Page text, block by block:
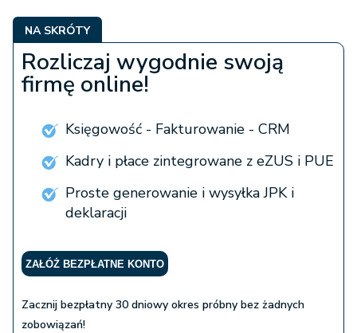
NA SKRÓTY
Rozliczaj wygodnie swoją
firmę online!
Księgowość - Fakturowanie - CRM
Kadry i płace zintegrowane z eZUS i PUE
Proste generowanie i wysyłka JPK i
deklaracji
ZAŁÓŻ BEZPŁATNE KONTO
Zacznij bezpłatny 30 dniowy okres próbny bez żadnych
zobowiązań!